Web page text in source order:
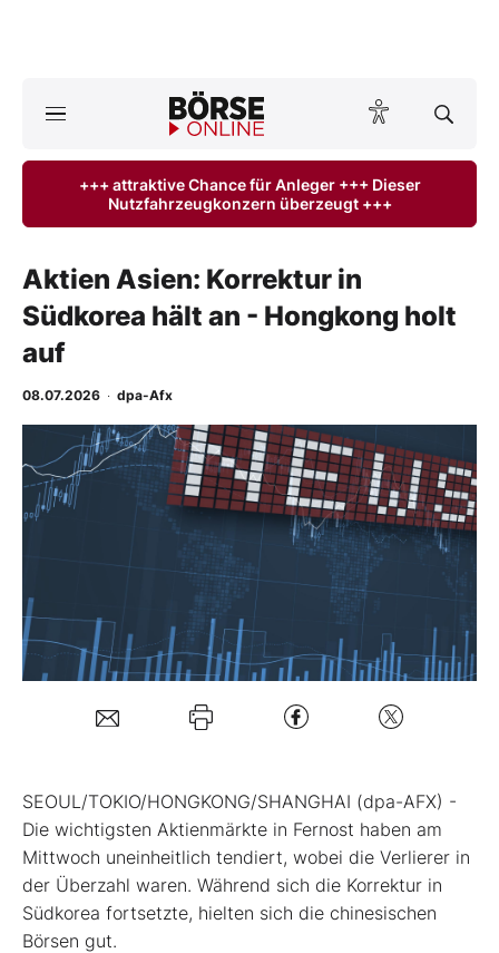
ktuelle Ausgabe BÖRSE ONLINE lesen
Anlageprodukte
Finanz-Check
BO-Musterdepots
Experten
Mein Konto
+++ attraktive Chance für Anleger +++ Dieser
Nutzfahrzeugkonzern überzeugt +++
Aktien Asien: Korrektur in
Südkorea hält an - Hongkong holt
auf
08.07.2026 · dpa-Afx
- %
SEOUL/TOKIO/HONGKONG/SHANGHAI (dpa-AFX) -
Die wichtigsten Aktienmärkte in Fernost haben am
Mittwoch uneinheitlich tendiert, wobei die Verlierer in
der Überzahl waren. Während sich die Korrektur in
Südkorea fortsetzte, hielten sich die chinesischen
Börsen gut.